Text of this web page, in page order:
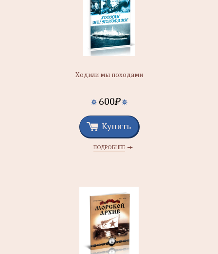
Ходили мы походами
600₽
Купить
ПОДРОБНЕЕ